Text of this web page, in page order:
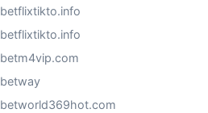
betflixtikto.info
betflixtikto.info
betm4vip.com
betway
betworld369hot.com